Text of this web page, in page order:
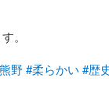
。
野 #柔らかい #歴